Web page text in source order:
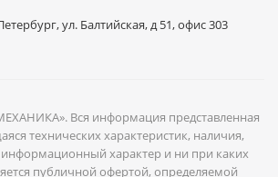
ул. Балтийская, д 51, офис 303
Вся информация представленная
технических характеристик, наличия,
информационный характер и ни при каких
публичной офертой, определяемой